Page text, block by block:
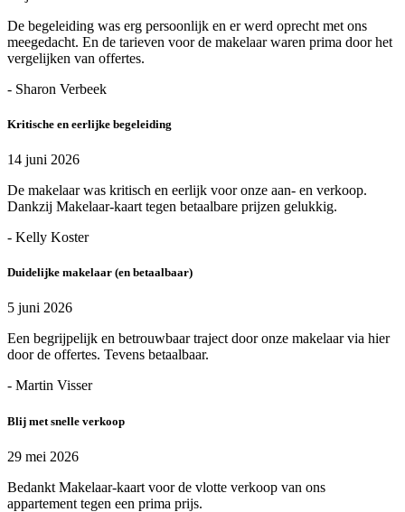
De begeleiding was erg persoonlijk en er werd oprecht met ons
meegedacht. En de tarieven voor de makelaar waren prima door het
vergelijken van offertes.
- Sharon Verbeek
Kritische en eerlijke begeleiding
14 juni 2026
De makelaar was kritisch en eerlijk voor onze aan- en verkoop.
Dankzij Makelaar-kaart tegen betaalbare prijzen gelukkig.
- Kelly Koster
Duidelijke makelaar (en betaalbaar)
5 juni 2026
Een begrijpelijk en betrouwbaar traject door onze makelaar via hier
door de offertes. Tevens betaalbaar.
- Martin Visser
Blij met snelle verkoop
29 mei 2026
Bedankt Makelaar-kaart voor de vlotte verkoop van ons
appartement tegen een prima prijs.